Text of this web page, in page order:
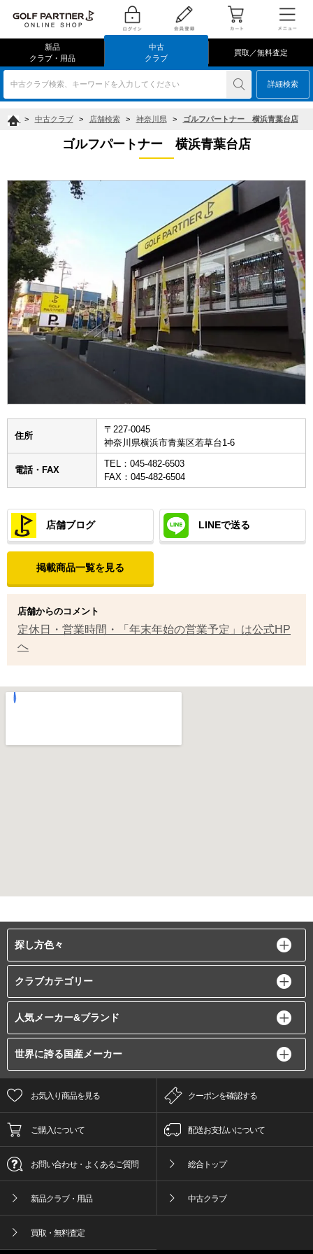
新品
クラブ・用品
中古
クラブ
買取／無料査定
中古クラブ検索、キーワードを入力してください 詳細検索
> 中古クラブ > 店舗検索 > 神奈川県 > ゴルフパートナー 横浜青葉台店
ゴルフパートナー 横浜青葉台店
住所
〒227-0045
神奈川県横浜市青葉区若草台1-6
電話・FAX
TEL：045-482-6503
FAX：045-482-6504
店舗ブログ LINEで送る
掲載商品一覧を見る
店舗からのコメント
定休日・営業時間・「年末年始の営業予定」は公式HP
へ
探し方色々
クラブカテゴリー
人気メーカー&ブランド
世界に誇る国産メーカー
お気入り商品を見る クーポンを確認する
ご購入について 配送お支払いについて
お問い合わせ・よくあるご質問 総合トップ
新品クラブ・用品 中古クラブ
買取・無料査定